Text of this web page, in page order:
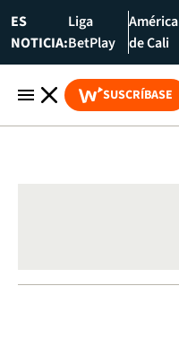
ES
NOTICIA:
Liga
BetPlay
América
de Cali
SUSCRÍBASE